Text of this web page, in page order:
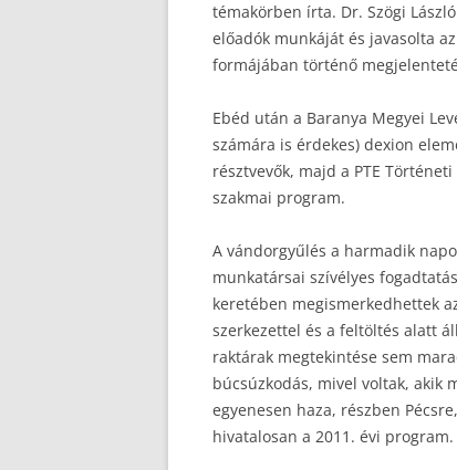
témakörben írta. Dr. Szögi
előadók munkáját és javasolta
formájában történő
Ebéd után a Baranya Megyei
számára is érdekes) dexion
résztvevők, majd a PTE
szakmai program.
A vándorgyűlés a harmadik
munkatársai szívélyes
keretében megismerkedhettek
szerkezettel és a feltöltés alatt
raktárak megtekintése sem
búcsúzkodás, mivel voltak, akik
egyenesen haza, részben
hivatalosan a 2011. évi program.